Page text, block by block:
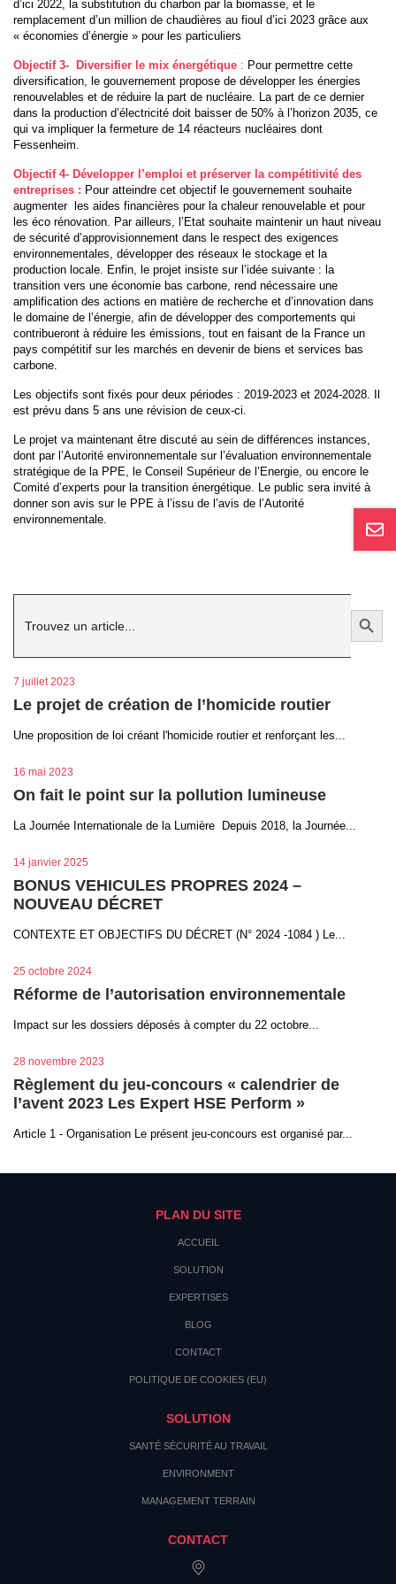
d’ici 2022, la substitution du charbon par la biomasse, et le
remplacement d’un million de chaudières au fioul d’ici 2023 grâce aux
« économies d’énergie » pour les particuliers
Objectif 3- Diversifier le mix énergétique : Pour permettre cette
diversification, le gouvernement propose de développer les énergies
renouvelables et de réduire la part de nucléaire. La part de ce dernier
dans la production d’électricité doit baisser de 50% à l’horizon 2035, ce
qui va impliquer la fermeture de 14 réacteurs nucléaires dont
Fessenheim.
Objectif 4- Développer l’emploi et préserver la compétitivité des
entreprises : Pour atteindre cet objectif le gouvernement souhaite
augmenter les aides financières pour la chaleur renouvelable et pour
les éco rénovation. Par ailleurs, l’Etat souhaite maintenir un haut niveau
de sécurité d’approvisionnement dans le respect des exigences
environnementales, développer des réseaux le stockage et la
production locale. Enfin, le projet insiste sur l’idée suivante : la
transition vers une économie bas carbone, rend nécessaire une
amplification des actions en matière de recherche et d’innovation dans
le domaine de l’énergie, afin de développer des comportements qui
contribueront à réduire les émissions, tout en faisant de la France un
pays compétitif sur les marchés en devenir de biens et services bas
carbone.
Les objectifs sont fixés pour deux périodes : 2019-2023 et 2024-2028. Il
est prévu dans 5 ans une révision de ceux-ci.
Le projet va maintenant être discuté au sein de différences instances,
dont par l’Autorité environnementale sur l’évaluation environnementale
stratégique de la PPE, le Conseil Supérieur de l’Energie, ou encore le
Comité d’experts pour la transition énergétique. Le public sera invité à
donner son avis sur le PPE à l’issu de l’avis de l’Autorité
environnementale.
Search
Search Button
7 juillet 2023
Le projet de création de l’homicide routier
Une proposition de loi créant l'homicide routier et renforçant les...
16 mai 2023
On fait le point sur la pollution lumineuse
La Journée Internationale de la Lumière Depuis 2018, la Journée...
14 janvier 2025
BONUS VEHICULES PROPRES 2024 –
NOUVEAU DÉCRET
CONTEXTE ET OBJECTIFS DU DÉCRET (N° 2024 -1084 ) Le...
25 octobre 2024
Réforme de l’autorisation environnementale
Impact sur les dossiers déposés à compter du 22 octobre...
28 novembre 2023
Règlement du jeu-concours « calendrier de
l’avent 2023 Les Expert HSE Perform »
Article 1 - Organisation Le présent jeu-concours est organisé par...
PLAN DU SITE
ACCUEIL
SOLUTION
EXPERTISES
BLOG
CONTACT
POLITIQUE DE COOKIES (EU)
SOLUTION
SANTÉ SÉCURITÉ AU TRAVAIL
ENVIRONMENT
MANAGEMENT TERRAIN
CONTACT